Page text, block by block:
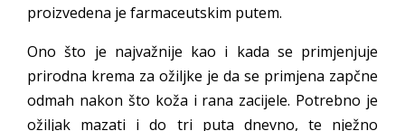
proizvedena je farmaceutskim putem.
Ono što je najvažnije kao i kada se primjenjuje
prirodna krema za ožiljke je da se primjena zapčne
odmah nakon što koža i rana zacijele. Potrebno je
ožiljak mazati i do tri puta dnevno, te nježno